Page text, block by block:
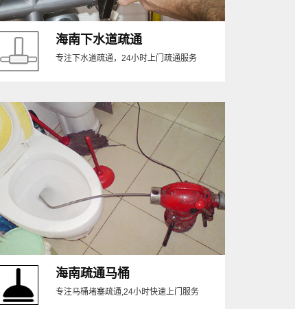
海南下水道疏通
专注下水道疏通，24小时上门疏通服务
海南疏通马桶
专注马桶堵塞疏通,24小时快速上门服务